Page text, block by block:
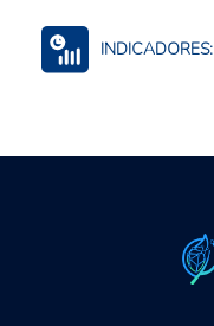
INDICADORES: